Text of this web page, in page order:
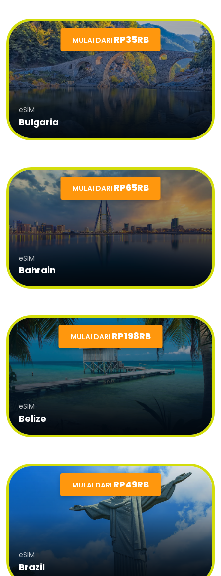
MULAI DARI RP35RB
eSIM
Bulgaria
MULAI DARI RP65RB
eSIM
Bahrain
MULAI DARI RP198RB
eSIM
Belize
MULAI DARI RP49RB
eSIM
Brazil